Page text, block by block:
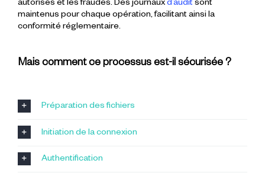
autorisés et les fraudes. Des journauxd’auditsont
maintenus pour chaque opération, facilitant ainsi la
conformité réglementaire.
Mais comment ce processus est-il sécurisée ?
Préparation des fichiers
Initiation de la connexion
Authentification